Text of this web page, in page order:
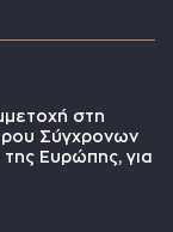
στη
Σύγχρονων
Ευρώπης, για